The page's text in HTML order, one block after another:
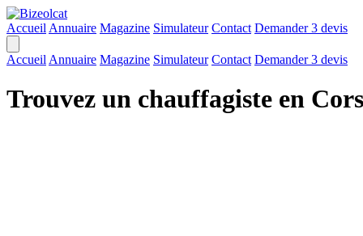
Accueil Annuaire Magazine Simulateur Contact Demander 3 devis
Accueil Annuaire Magazine Simulateur Contact Demander 3 devis
Trouvez un chauffagiste en